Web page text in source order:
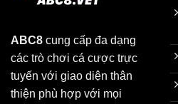
ABC8 cung cấp đa dạng
các trò chơi cá cược trực
tuyến với giao diện thân
thiện phù hợp với mọi